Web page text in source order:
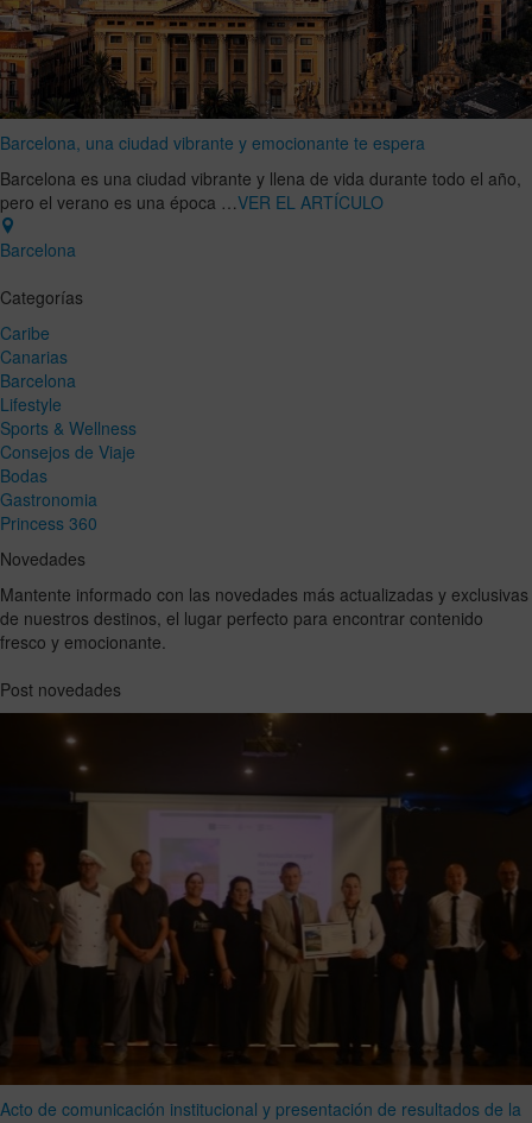
Barcelona, una ciudad vibrante y emocionante te espera
Barcelona es una ciudad vibrante y llena de vida durante todo el año,
pero el verano es una época …VER EL ARTÍCULO
Barcelona
Categorías
Caribe
Canarias
Barcelona
Lifestyle
Sports & Wellness
Consejos de Viaje
Bodas
Gastronomia
Princess 360
Novedades
Mantente informado con las novedades más actualizadas y exclusivas
de nuestros destinos, el lugar perfecto para encontrar contenido
fresco y emocionante.
Post novedades
Acto de comunicación institucional y presentación de resultados de la